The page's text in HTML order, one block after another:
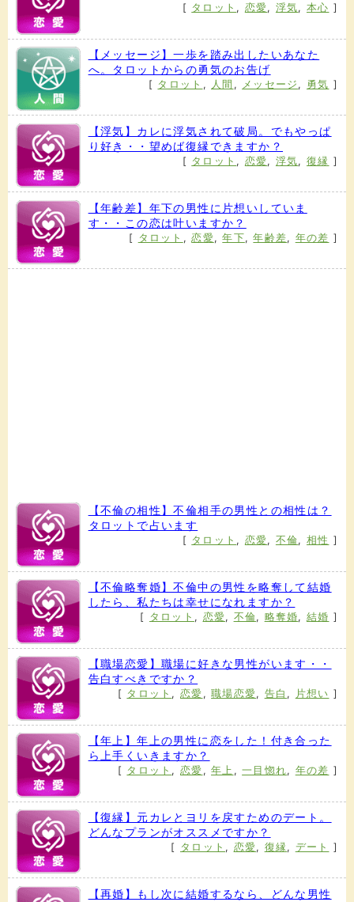
[ タロット , 恋愛, 浮気, 本心 ]
【メッセージ】一歩を踏み出したいあなた
へ。タロットからの勇気のお告げ
[ タロット , 人間 , メッセージ , 勇気 ]
【浮気】カレに浮気されて破局。でもやっぱ
り好き・・望めば復縁できますか？
[ タロット , 恋愛, 浮気, 復縁 ]
【年齢差】年下の男性に片想いしていま
す・・この恋は叶いますか？
[ タロット ,恋愛,年下,年齢差, 年の差 ]
【不倫の相性】不倫相手の男性との相性は？
タロットで占います
[ タロット , 恋愛, 不倫, 相性 ]
【不倫略奪婚】不倫中の男性を略奪して結婚
したら、私たちは幸せになれますか？
[ タロット , 恋愛, 不倫, 略奪婚, 結婚 ]
【職場恋愛】職場に好きな男性がいます・・
告白すべきですか？
[ タロット , 恋愛 ,職場恋愛, 告白 , 片想い ]
【年上】年上の男性に恋をした！付き合った
ら上手くいきますか？
[ タロット , 恋愛 ,年上 ,一目惚れ, 年の差 ]
【復縁】元カレとヨリを戻すためのデート。
どんなプランがオススメですか？
[ タロット , 恋愛, 復縁 , デート ]
【再婚】もし次に結婚するなら、どんな男性